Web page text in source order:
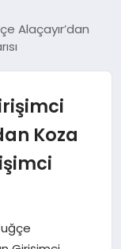
Alaçayır’dan
Koza